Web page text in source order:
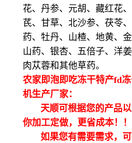
花、丹参、元胡、藏红花
芪、甘草、北沙参、茯苓
药、牡丹、山楂、地黄、
山药、银杏、五倍子、洋
肉苁蓉和其他草药。
农家即泡即吃冻干特产fd
机生产厂家：
天顺可根据您的产品以
你加工定做，更省成本！
如果您有需要需求，可